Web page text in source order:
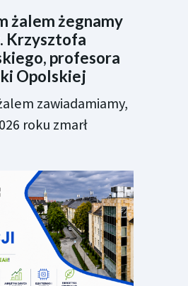
żalem żegnamy
Krzysztofa
profesora
Opolskiej
zawiadamiamy,
roku zmarł